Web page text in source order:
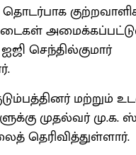
செந்தில்குமார்
மற்றும்
முதல்வர் மு.க.
தெரிவித்துள்ளார்.